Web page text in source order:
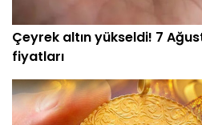
Çeyrek altın yükseldi! 7
fiyatları